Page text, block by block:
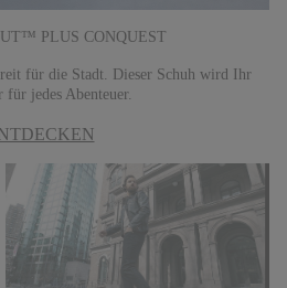
PLUS CONQUEST
für die Stadt. Dieser Schuh wird Ihr
für jedes Abenteuer.